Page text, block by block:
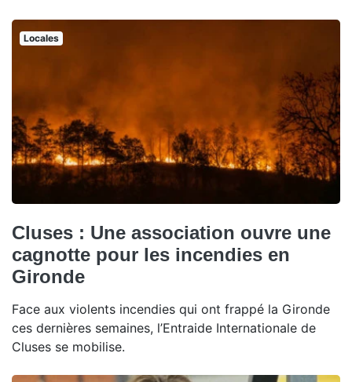
Locales
Cluses : Une association ouvre une
cagnotte pour les incendies en
Gironde
Face aux violents incendies qui ont frappé la Gironde
ces dernières semaines, l’Entraide Internationale de
Cluses se mobilise.